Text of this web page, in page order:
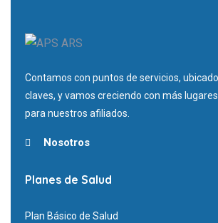
Contamos con puntos de servicios,
claves, y vamos creciendo con más
para nuestros afiliados.
Nosotros
Planes de Salud
Plan Básico de Salud